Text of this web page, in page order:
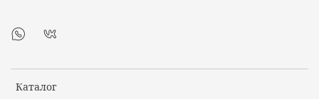
Каталог